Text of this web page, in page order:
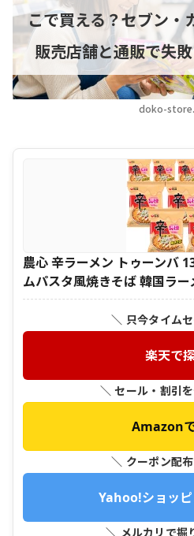
doko-
こで買える？セブン・
販売店舗と通販で失
農心 辛ラーメン トゥーンバ
ムパスタ風焼きそば 韓国ラー
＼ 只今タイム
楽天で
＼ セール・割引
Amazon
＼ クーポン配
Yahoo!ショッ
＼ メルカリで掘